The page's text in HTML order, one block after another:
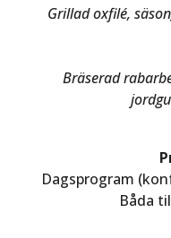
Grillad oxfilé,
Bräserad
Dagsprogram
Båda